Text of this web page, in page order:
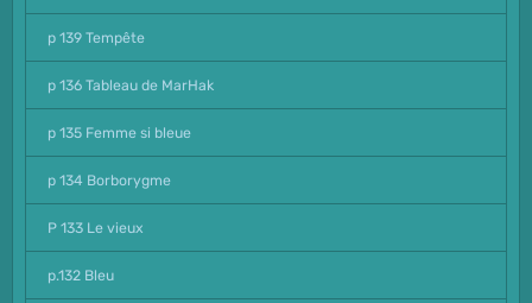
p 139 Tempête
p 136 Tableau de MarHak
p 135 Femme si bleue
p 134 Borborygme
P 133 Le vieux
p.132 Bleu